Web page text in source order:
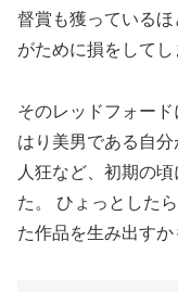
督賞も獲っている
がために損をしてし
そのレッドフォー
はり美男である自
人狂など、初期の
た。 ひょっとした
た作品を生み出すか